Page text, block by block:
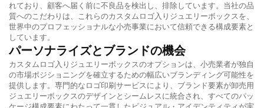
れており、顧客へ届く前に不良品を検出し、排除しています。当社の品
質へのこだわりは、これらのカスタムロゴ入りジュエリーボックスを、
世界中のプロフェッショナルな小売事業において信頼できる構成要素と
しています。
パーソナライズとブランドの機会
カスタムロゴ入りジュエリーボックスのオプションは、小売業者が独自
の市場ポジショニングを確立するための幅広いブランディング可能性を
提供します。専門的なロゴ印刷サービスにより、ブランド要素が卸売用
ジュエリーボックスのデザインとシームレスに統合され、すべてのパッ